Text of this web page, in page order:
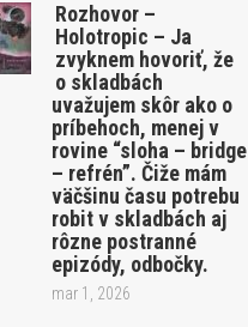
Rozhovor –
Holotropic – Ja
zvyknem hovoriť, že
o skladbách
uvažujem skôr ako o
príbehoch, menej v
rovine “sloha – bridge
– refrén”. Čiže mám
väčšinu času potrebu
robit v skladbách aj
rôzne postranné
epizódy, odbočky.
mar 1, 2026